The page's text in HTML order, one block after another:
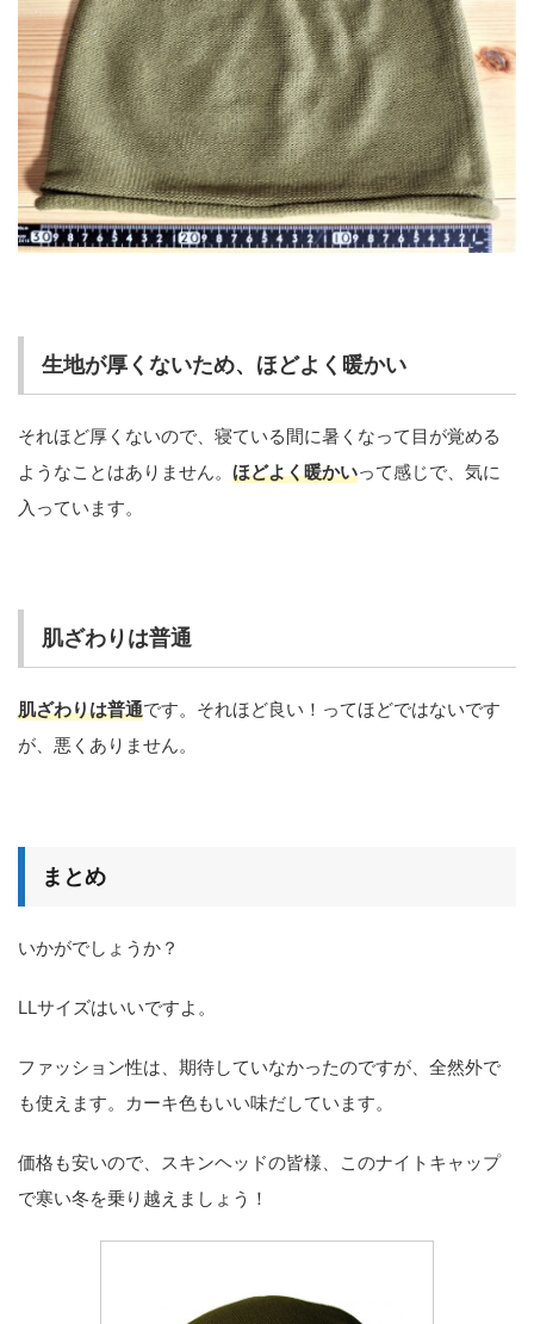
生地が厚くないため、ほどよく暖かい
それほど厚くないので、寝ている間に暑くなって目が覚める
ようなことはありません。 ほどよく暖かいって感じで、気に
入っています。
肌ざわりは普通
肌ざわりは普通です。それほど良い！ってほどではないです
が、悪くありません。
まとめ
いかがでしょうか？
LLサイズはいいですよ。
ファッション性は、期待していなかったのですが、全然外で
も使えます。カーキ色もいい味だしています。
価格も安いので、スキンヘッドの皆様、このナイトキャップ
で寒い冬を乗り越えましょう！